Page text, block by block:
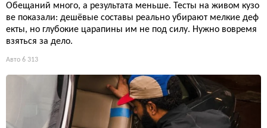
Обещаний много, а результата меньше. Тесты на живом кузо
ве показали: дешёвые составы реально убирают мелкие деф
екты, но глубокие царапины им не под силу. Нужно вовремя
взяться за дело.
Авто 6 313